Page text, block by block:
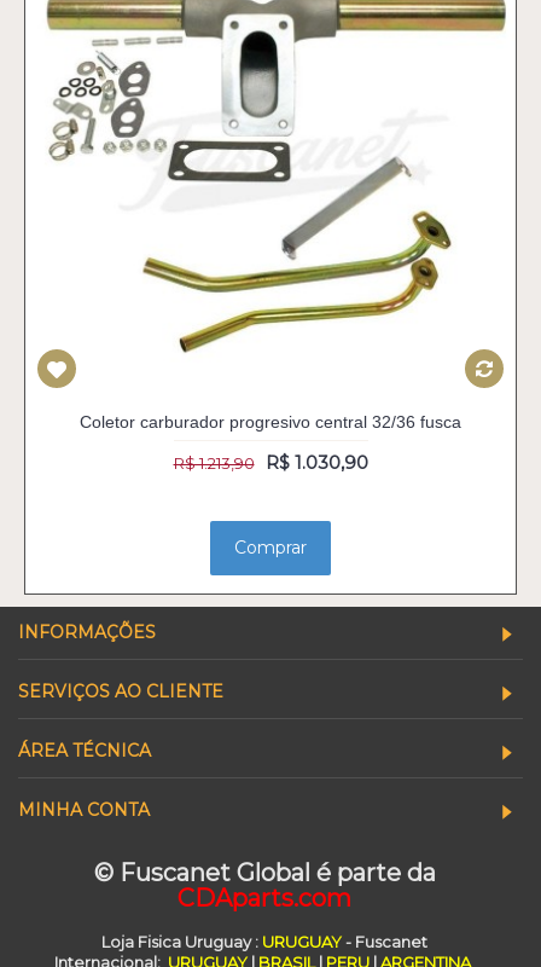
Coletor carburador progresivo central 32/36 fusca
R$ 1.213,90 R$ 1.030,90
Comprar
INFORMAÇÕES
SERVIÇOS AO CLIENTE
ÁREA TÉCNICA
MINHA CONTA
© Fuscanet Global é parte da
CDAparts.com
Loja Fisica Uruguay: URUGUAY- Fuscanet
Internacional: URUGUAY | BRASIL| PERU |ARGENTINA